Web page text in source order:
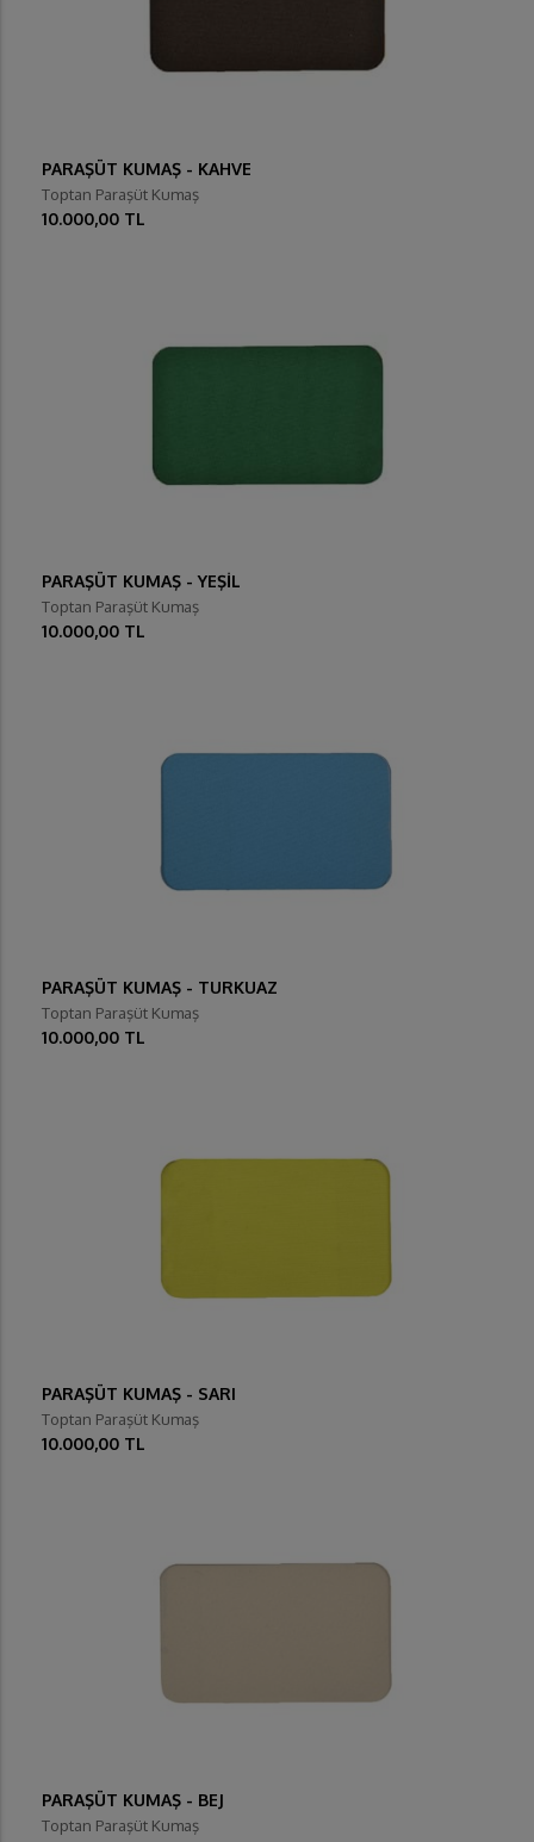
PARAŞÜT KUMAŞ - KAHVE
Toptan Paraşüt Kumaş
10.000,00 TL
PARAŞÜT KUMAŞ - YEŞİL
Toptan Paraşüt Kumaş
10.000,00 TL
PARAŞÜT KUMAŞ - TURKUAZ
Toptan Paraşüt Kumaş
10.000,00 TL
PARAŞÜT KUMAŞ - SARI
Toptan Paraşüt Kumaş
10.000,00 TL
PARAŞÜT KUMAŞ - BEJ
Toptan Paraşüt Kumaş